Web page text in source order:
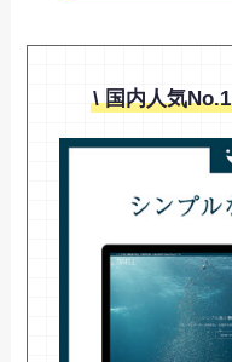
\ 国内人気No.1